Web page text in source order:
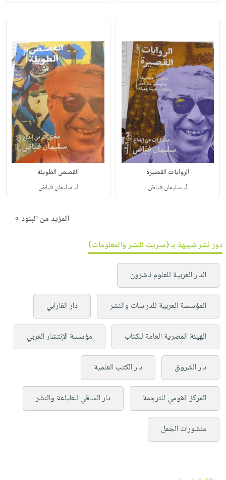
الروايات القصيرة
لـسليمان فياض
القصص الطويلة
لـسليمان فياض
المزيد من البنود »
دور نشر شبيهة بـ (ميريت للنشر والمعلومات)
الدار العربية للعلوم ناشرون
المؤسسة العربية للدراسات والنشر دار الفارابي
الهيئة المصرية العامة للكتاب مؤسسة الإنتشار العربي
دار الشروق دار الكتب العلمية
المركز القومي للترجمة دار الساقي للطباعة والنشر
منشورات الجمل